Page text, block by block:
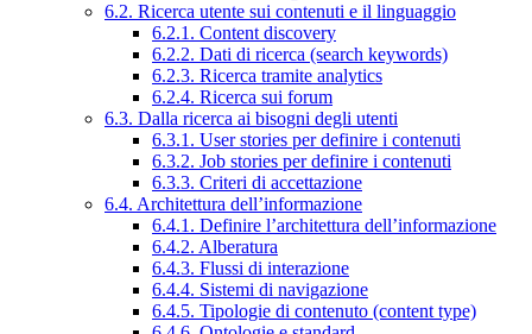
6.2. Ricerca utente sui contenuti e il linguaggio
6.2.1. Content discovery
6.2.2. Dati di ricerca (search keywords)
6.2.3. Ricerca tramite analytics
6.2.4. Ricerca sui forum
6.3. Dalla ricerca ai bisogni degli utenti
6.3.1. User stories per definire i contenuti
6.3.2. Job stories per definire i contenuti
6.3.3. Criteri di accettazione
6.4. Architettura dell’informazione
6.4.1. Definire l’architettura dell’informazione
6.4.2. Alberatura
6.4.3. Flussi di interazione
6.4.4. Sistemi di navigazione
6.4.5. Tipologie di contenuto (content type)